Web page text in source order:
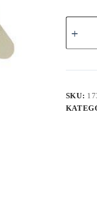
SKU: